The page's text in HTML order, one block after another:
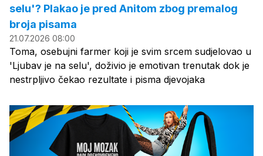
selu'? Plakao je pred Anitom zbog premalog
broja pisama
21.07.2026 08:00
Toma, osebujni farmer koji je svim srcem sudjelovao u
'Ljubav je na selu', doživio je emotivan trenutak dok je
nestrpljivo čekao rezultate i pisma djevojaka